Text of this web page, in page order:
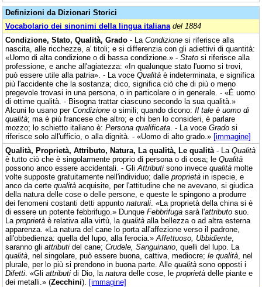
Definizioni da Dizionari Storici
Vocabolario dei sinonimi della lingua italiana del 1884
Condizione, Stato, Qualità, Grado - La Condizione si riferisce alla
nascita, alle ricchezze, a' titoli; e si differenzia con gli adiettivi di quantità:
«Uomo di alta condizione o di bassa condizione.» - Stato si riferisce alla
professione, e anche all'agiatezza: «In qualunque stato l'uomo si trovi,
può essere utile alla patria». - La voce Qualità è indeterminata, e significa
più l'accidente che la sostanza; dico, significa ciò che di più o meno
pregevole trovasi in una persona, o in particolare o in generale. - «È uomo
di ottime qualità. - Bisogna trattar ciascuno secondo la sua qualità.»
Alcuni lo usano per Condizione o simili; quando dicono: Il tale è uomo di
qualità; ma è più francese che altro; e chi ben lo consideri, è parlare
mozzo; lo schietto italiano è: Persona qualificata . - La voce Grado si
riferisce solo all'ufficio, o alla dignità. - «Uomo di alto grado.» [immagine]
Qualità, Proprietà, Attributo, Natura, La qualità, Le qualità - La Qualità
è tutto ciò che è singolarmente proprio di persona o di cosa; le Qualità
possono anco essere accidentali. - Gli Attributi sono invece qualità molte
volte supposte gratuitamente nell'individuo; dalle proprietà in ispecie, e
anco da certe qualità acquisite, per l'attitudine che ne avevano, si giudica
della natura delle cose o delle persone, e queste le spingono a produrre
dei fenomeni costanti detti appunto naturali . «La proprietà della china si è
di essere un potente febbrifugo.» Dunque Febbrifuga sarà l'attributo suo.
La proprietà è relativa alla virtù, la qualità alla bellezza o ad altra esterna
apparenza. «La natura del cane lo porta all'affezione verso il padrone,
all'obbedienza: quella del lupo, alla ferocia.» Affettuoso, Ubbidiente
saranno gli attributi del cane; Crudele, Sanguinario , quelli del lupo. La
qualità , nel singolare, può essere buona, cattiva, mediocre; le qualità , nel
plurale, per lo più si prendono in buona parte. Alle qualità sono opposti i
Difetti . «Gli attributi di Dio, la natura delle cose, le proprietà delle piante e
dei metalli.» (Zecchini). [immagine]